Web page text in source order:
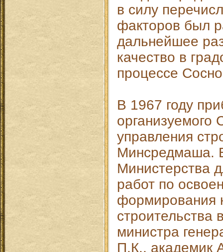
в силу
факторов был
дальнейшее
качество в
процессе
В 1967 году
организуемого
управления
Минсредмаша.
Министерства
работ по
формирования
строительства
министра
П.К., академик